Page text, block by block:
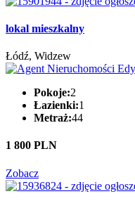
lokal mieszkalny
Łódź, Widzew
Pokoje:2
Łazienki:1
Metraż:44
1 800 PLN
Zobacz